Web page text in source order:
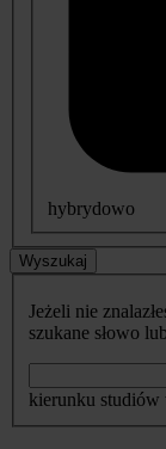
hybrydowo
Wyszukaj
Jeżeli nie
szukane słowo
kierunku